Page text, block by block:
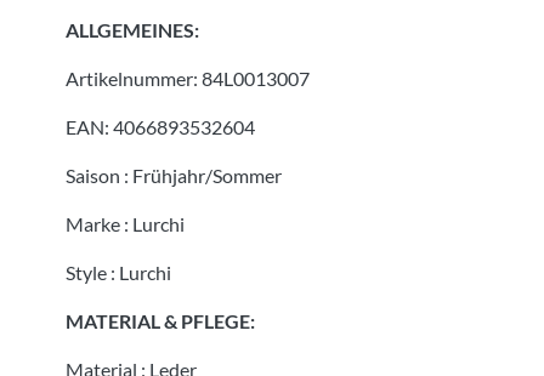
ALLGEMEINES:
Artikelnummer: 84L0013007
EAN: 4066893532604
Saison : Frühjahr/Sommer
Marke : Lurchi
Style : Lurchi
MATERIAL & PFLEGE:
Material : Leder